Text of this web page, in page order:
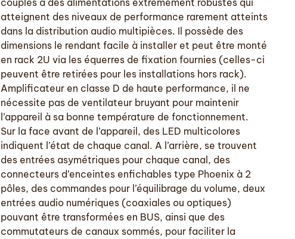
couplés à des alimentations extrêmement robustes qui
atteignent des niveaux de performance rarement atteints
dans la distribution audio multipièces. Il possède des
dimensions le rendant facile à installer et peut être monté
en rack 2U via les équerres de fixation fournies (celles-ci
peuvent être retirées pour les installations hors rack).
Amplificateur en classe D de haute performance, il ne
nécessite pas de ventilateur bruyant pour maintenir
l’appareil à sa bonne température de fonctionnement.
Sur la face avant de l’appareil, des LED multicolores
indiquent l’état de chaque canal. A l’arrière, se trouvent
des entrées asymétriques pour chaque canal, des
connecteurs d’enceintes enfichables type Phoenix à 2
pôles, des commandes pour l’équilibrage du volume, deux
entrées audio numériques (coaxiales ou optiques)
pouvant être transformées en BUS, ainsi que des
commutateurs de canaux sommés, pour faciliter la